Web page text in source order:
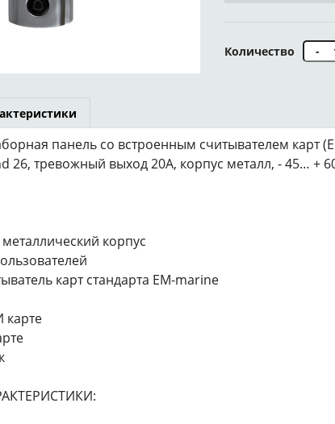
Количество -
панель со встроенным считывателем карт
26, тревожный выход 20А, корпус металл, - 45… +
корпус
карт стандарта EM-marine
карте